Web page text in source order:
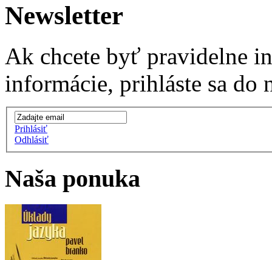
Newsletter
Ak chcete byť pravidelne
informácie, prihláste sa do
Prihlásiť
Odhlásiť
Naša ponuka